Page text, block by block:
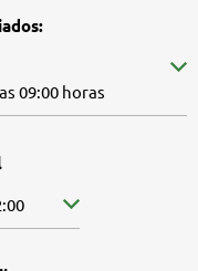
09:00 horas
de apertura o
De 08:30 a 12:00